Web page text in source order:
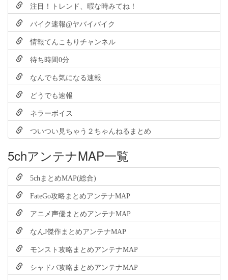
注目！トレンド、暇な時みてね！
バイク速報@ヤバイバイク
情報てんこもりチャンネル
待ち時間0分
なんでも気になる速報
どうでも速報
ネラーボイス
ついつい見ちゃう２ちゃんねるまとめ
5chアンテナMAP一覧
5chまとめMAP(総合)
FateGo攻略まとめアンテナMAP
アニメ声優まとめアンテナMAP
なんJ傑作まとめアンテナMAP
モンスト攻略まとめアンテナMAP
シャドバ攻略まとめアンテナMAP